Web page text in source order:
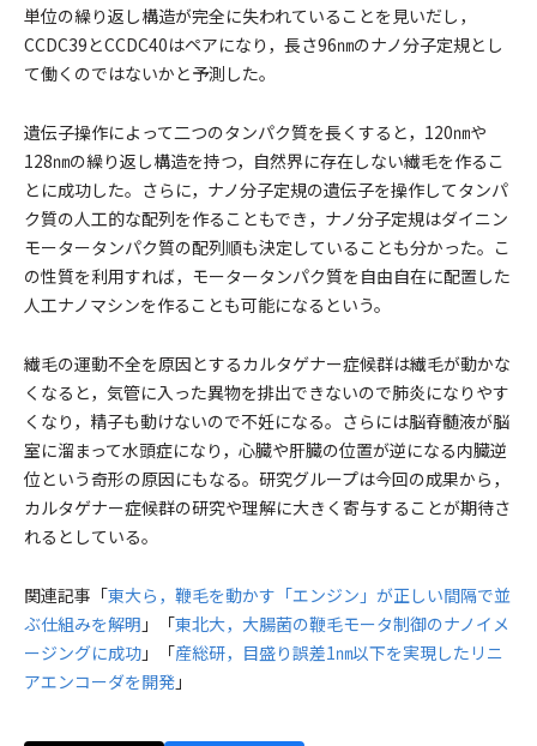
単位の繰り返し構造が完全に失われていることを見いだし，
CCDC39とCCDC40はペアになり，長さ96㎚のナノ分子定規とし
て働くのではないかと予測した。
遺伝子操作によって二つのタンパク質を長くすると，120㎚や
128㎚の繰り返し構造を持つ，自然界に存在しない繊毛を作るこ
とに成功した。さらに，ナノ分子定規の遺伝子を操作してタンパ
ク質の人工的な配列を作ることもでき，ナノ分子定規はダイニン
モータータンパク質の配列順も決定していることも分かった。こ
の性質を利用すれば，モータータンパク質を自由自在に配置した
人工ナノマシンを作ることも可能になるという。
繊毛の運動不全を原因とするカルタゲナー症候群は繊毛が動かな
くなると，気管に入った異物を排出できないので肺炎になりやす
くなり，精子も動けないので不妊になる。さらには脳脊髄液が脳
室に溜まって水頭症になり，心臓や肝臓の位置が逆になる内臓逆
位という奇形の原因にもなる。研究グループは今回の成果から，
カルタゲナー症候群の研究や理解に大きく寄与することが期待さ
れるとしている。
関連記事「東大ら，鞭毛を動かす「エンジン」が正しい間隔で並
ぶ仕組みを解明 」「東北大，大腸菌の鞭毛モータ制御のナノイメ
ージングに成功 」「産総研，目盛り誤差1㎚以下を実現したリニ
アエンコーダを開発 」